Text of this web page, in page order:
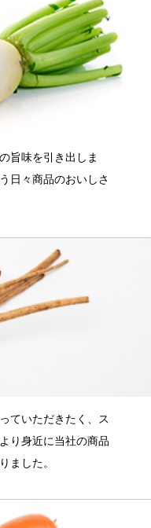
旨味を引き出しま
日々商品のおいしさ
ていただきたく、ス
り身近に当社の商品
ました。